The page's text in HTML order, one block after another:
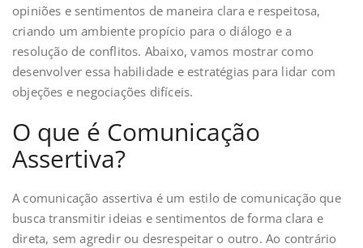
opiniões e sentimentos de maneira clara e respeitosa,
criando um ambiente propício para o diálogo e a
resolução de conflitos. Abaixo, vamos mostrar como
desenvolver essa habilidade e estratégias para lidar com
objeções e negociações difíceis.
O que é Comunicação
Assertiva?
A comunicação assertiva é um estilo de comunicação que
busca transmitir ideias e sentimentos de forma clara e
direta, sem agredir ou desrespeitar o outro. Ao contrário